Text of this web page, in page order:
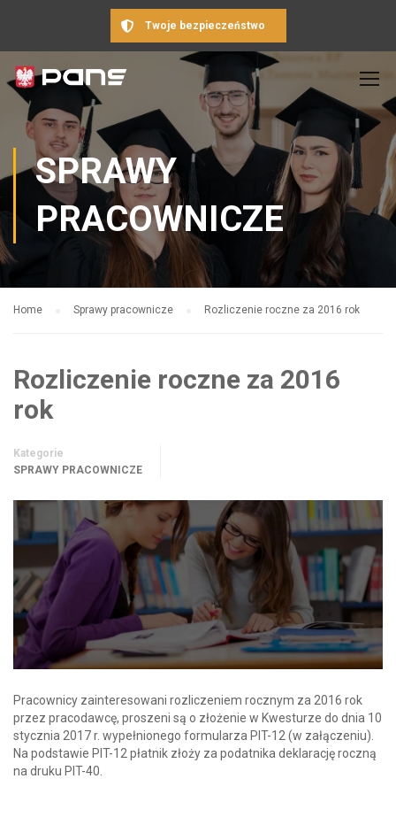
Twoje bezpieczeństwo
SPRAWY
PRACOWNICZE
Home Sprawy pracownicze Rozliczenie roczne za 2016 rok
Rozliczenie roczne za 2016
rok
Kategorie
SPRAWY PRACOWNICZE
Pracownicy zainteresowani rozliczeniem rocznym za 2016 rok
przez pracodawcę, proszeni są o złożenie w Kwesturze do dnia 10
stycznia 2017 r. wypełnionego formularza PIT-12 (w załączeniu).
Na podstawie PIT-12 płatnik złoży za podatnika deklarację roczną
na druku PIT-40.